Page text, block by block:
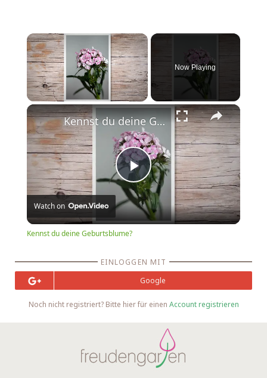
Now Playing
Play
Video
Kennst du deine Geburtsblume?
Watch on
Kennst du deine Geburtsblume?
EINLOGGEN MIT
Google
Noch nicht registriert? Bitte hier für einen Account registrieren